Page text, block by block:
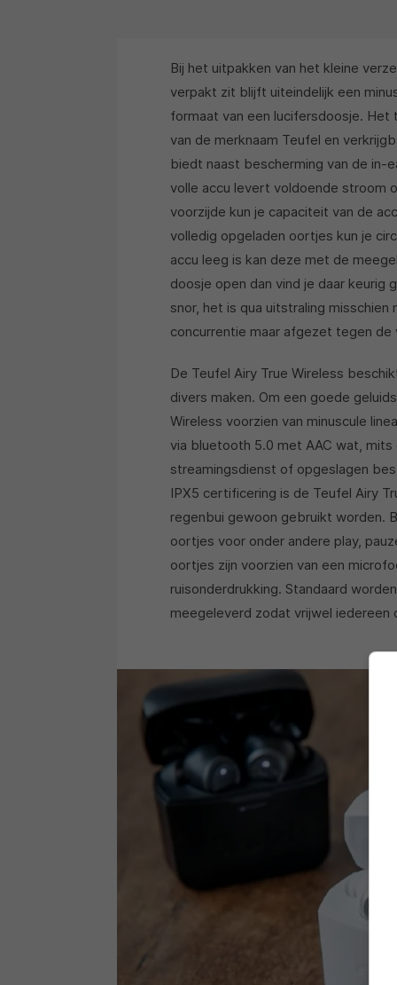
Bij het uitpakken van het kleine
verpakt zit blijft uiteindelijk een
formaat van een lucifersdoosje.
van de merknaam Teufel en
biedt naast bescherming van de in-
volle accu levert voldoende stroom
voorzijde kun je capaciteit van de
volledig opgeladen oortjes kun je
accu leeg is kan deze met de
doosje open dan vind je daar
snor, het is qua uitstraling
concurrentie maar afgezet tegen de
De Teufel Airy True Wireless
divers maken. Om een goede
Wireless voorzien van minuscule
via bluetooth 5.0 met AAC wat,
streamingsdienst of opgeslagen
IPX5 certificering is de Teufel Airy
regenbui gewoon gebruikt worden.
oortjes voor onder andere play,
oortjes zijn voorzien van een
ruisonderdrukking. Standaard
meegeleverd zodat vrijwel iedereen